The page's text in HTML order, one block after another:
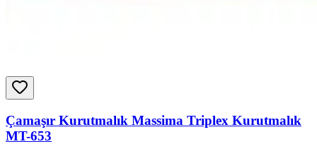
Çamaşır Kurutmalık Massima Triplex Kurutmalık
MT-653